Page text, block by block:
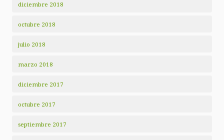
diciembre 2018
octubre 2018
julio 2018
marzo 2018
diciembre 2017
octubre 2017
septiembre 2017